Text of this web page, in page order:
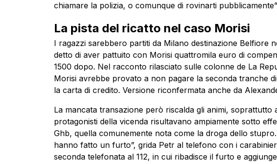
chiamare la polizia, o comunque di rovinarti pubblicamente”
La pista del ricatto nel caso Morisi
I ragazzi sarebbero partiti da Milano destinazione Belfiore
detto di aver pattuito con Morisi quattromila euro di
1500 dopo. Nel racconto rilasciato sulle colonne de La
Morisi avrebbe provato a non pagare la seconda tranche
la carta di credito. Versione riconfermata anche da
La mancata transazione però riscalda gli animi, soprattutto
protagonisti della vicenda risultavano ampiamente sotto
Ghb, quella comunemente nota come la droga dello
hanno fatto un furto”, grida Petr al telefono con i
seconda telefonata al 112, in cui ribadisce il furto e